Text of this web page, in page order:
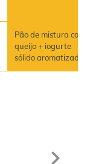
Pão de mistura com
queijo + iogurte
sólido aromatizado